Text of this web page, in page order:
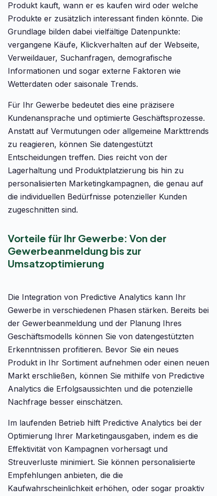
Produkt kauft, wann er es kaufen wird oder welche
Produkte er zusätzlich interessant finden könnte. Die
Grundlage bilden dabei vielfältige Datenpunkte:
vergangene Käufe, Klickverhalten auf der Webseite,
Verweildauer, Suchanfragen, demografische
Informationen und sogar externe Faktoren wie
Wetterdaten oder saisonale Trends.
Für Ihr Gewerbe bedeutet dies eine präzisere
Kundenansprache und optimierte Geschäftsprozesse.
Anstatt auf Vermutungen oder allgemeine Markttrends
zu reagieren, können Sie datengestützt
Entscheidungen treffen. Dies reicht von der
Lagerhaltung und Produktplatzierung bis hin zu
personalisierten Marketingkampagnen, die genau auf
die individuellen Bedürfnisse potenzieller Kunden
zugeschnitten sind.
Vorteile für Ihr Gewerbe: Von der
Gewerbeanmeldung bis zur
Umsatzoptimierung
Die Integration von Predictive Analytics kann Ihr
Gewerbe in verschiedenen Phasen stärken. Bereits bei
der Gewerbeanmeldung und der Planung Ihres
Geschäftsmodells können Sie von datengestützten
Erkenntnissen profitieren. Bevor Sie ein neues
Produkt in Ihr Sortiment aufnehmen oder einen neuen
Markt erschließen, können Sie mithilfe von Predictive
Analytics die Erfolgsaussichten und die potenzielle
Nachfrage besser einschätzen.
Im laufenden Betrieb hilft Predictive Analytics bei der
Optimierung Ihrer Marketingausgaben, indem es die
Effektivität von Kampagnen vorhersagt und
Streuverluste minimiert. Sie können personalisierte
Empfehlungen anbieten, die die
Kaufwahrscheinlichkeit erhöhen, oder sogar proaktiv